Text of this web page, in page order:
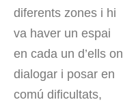
diferents zones i hi
va haver un espai
en cada un d’ells on
dialogar i posar en
comú dificultats,